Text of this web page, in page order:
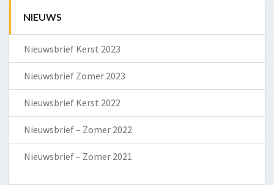
NIEUWS
Nieuwsbrief Kerst 2023
Nieuwsbrief Zomer 2023
Nieuwsbrief Kerst 2022
Nieuwsbrief – Zomer 2022
Nieuwsbrief – Zomer 2021